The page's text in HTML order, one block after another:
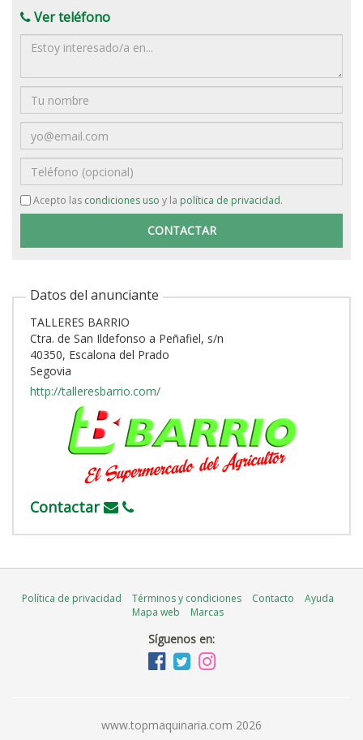
Ver teléfono
Mensaje
Nombre
Email
Teléfono
Acepto las condiciones uso y la política de privacidad.
Datos del anunciante
TALLERES BARRIO
Ctra. de San Ildefonso a Peñafiel, s/n
40350, Escalona del Prado
Segovia
http://talleresbarrio.com/
Contactar
Política de privacidad Términos y condiciones Contacto
Ayuda
Mapa web
Marcas
Síguenos en:
www.topmaquinaria.com 2026